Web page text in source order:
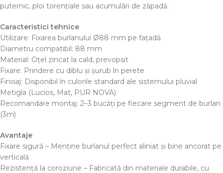
puternic, ploi torențiale sau acumulări de zăpadă.
Caracteristici tehnice
Utilizare: Fixarea burlanului Ø88 mm pe fațadă
Diametru compatibil: 88 mm
Material: Oțel zincat la cald, prevopsit
Fixare: Prindere cu diblu și șurub în perete
Finisaj: Disponibil în culorile standard ale sistemului pluvial
Metigla (Lucios, Mat, PUR NOVA)
Recomandare montaj: 2–3 bucăți pe fiecare segment de burlan
(3m)
Avantaje
Fixare sigură – Menține burlanul perfect aliniat și bine ancorat pe
verticală
Rezistență la coroziune – Fabricată din materiale durabile, cu